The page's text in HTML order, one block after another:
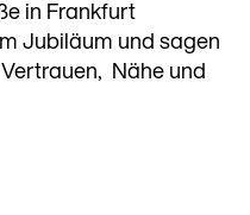
in Frankfurt
Jubiläum und sagen
Nähe und